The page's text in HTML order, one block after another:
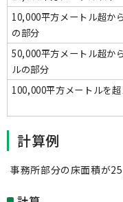
10,000平方メートル超か
の部分
50,000平方メートル超か
ルの部分
100,000平方メートルを
計算例
事務所部分の床面積が